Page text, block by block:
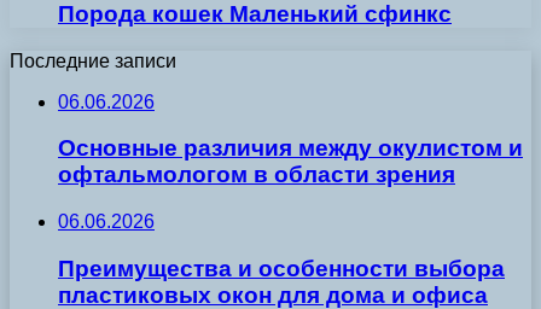
Порода кошек Маленький сфинкс
Последние записи
06.06.2026
Основные различия между окулистом и
офтальмологом в области зрения
06.06.2026
Преимущества и особенности выбора
пластиковых окон для дома и офиса